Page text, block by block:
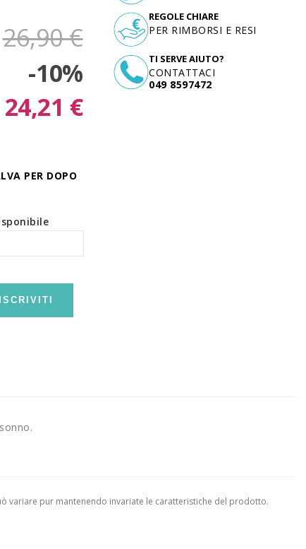
26,90 €
-10%
24,21 €
PER DOPO
ISCRIVITI
TI SERVE AIUTO?
CONTATTACI
049 8597472
REGOLE CHIARE
PER RIMBORSI E RESI
variare pur mantenendo invariate le caratteristiche del prodotto.